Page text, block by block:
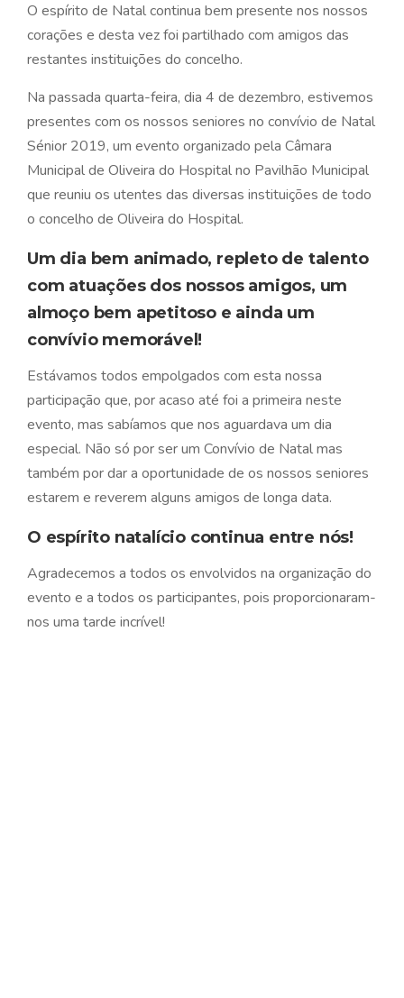
O espírito de Natal continua bem presente nos nossos
corações e desta vez foi partilhado com amigos das
restantes instituições do concelho.
Na passada quarta-feira, dia 4 de dezembro, estivemos
presentes com os nossos seniores no convívio de Natal
Sénior 2019, um evento organizado pela Câmara
Municipal de Oliveira do Hospital no Pavilhão Municipal
que reuniu os utentes das diversas instituições de todo
o concelho de Oliveira do Hospital.
Um dia bem animado, repleto de talento
com atuações dos nossos amigos, um
almoço bem apetitoso e ainda um
convívio memorável!
Estávamos todos empolgados com esta nossa
participação que, por acaso até foi a primeira neste
evento, mas sabíamos que nos aguardava um dia
especial. Não só por ser um Convívio de Natal mas
também por dar a oportunidade de os nossos seniores
estarem e reverem alguns amigos de longa data.
O espírito natalício continua entre nós!
Agradecemos a todos os envolvidos na organização do
evento e a todos os participantes, pois proporcionaram-
nos uma tarde incrível!